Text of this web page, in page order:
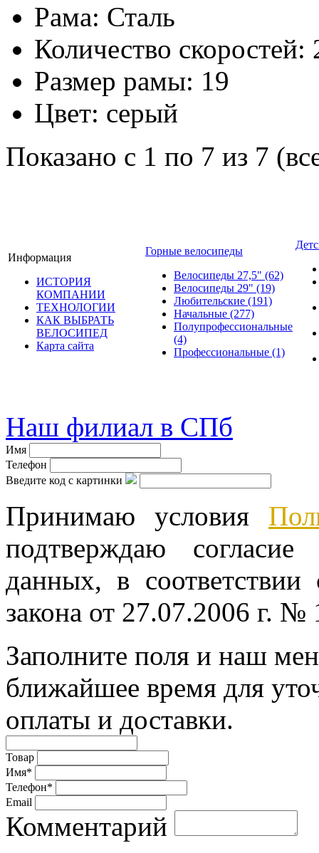
Рама: Сталь
Количество скоростей:
Размер рамы: 19
Цвет: серый
Показано с 1 по 7 из 7
Информация
ИСТОРИЯ
КОМПАНИИ
ТЕХНОЛОГИИ
КАК ВЫБРАТЬ
ВЕЛОСИПЕД
Карта сайта
Горные велосипеды
Велосипеды 27,5" (62)
Велосипеды 29" (19)
Любительские (191)
Начальные (277)
Полупрофессиональные
(4)
Профессиональные (1)
Наш филиал в СПб
Имя
Телефон
Введите код с картинки
Принимаю условия
подтверждаю
данных, в соответствии
закона от 27.07.2006 г.
Заполните поля и наш
ближайшее время для
оплаты и доставки.
Товар
Имя*
Телефон*
Email
Комментарий